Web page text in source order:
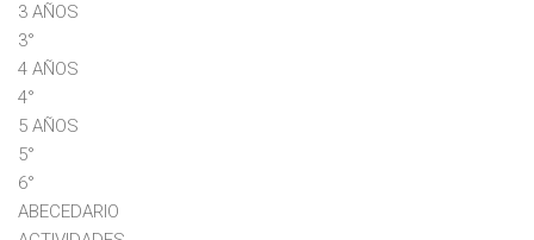
3 AÑOS
3°
4 AÑOS
4°
5 AÑOS
5°
6°
ABECEDARIO